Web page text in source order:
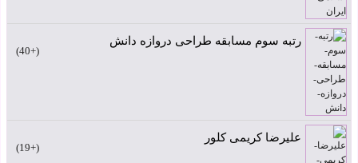
رتبه سوم مسابقه طراحی دروازه دانش
+40
علیرضا کریمی کلور
+19